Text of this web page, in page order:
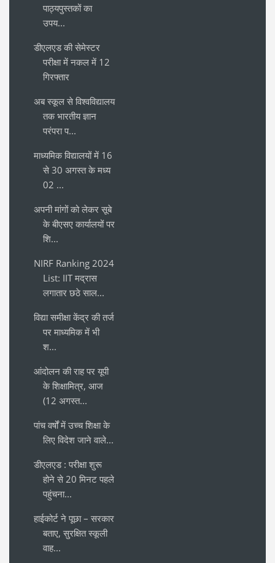
पाठ्यपुस्तकों का
उपय...
डीएलएड की सेमेस्टर
परीक्षा में नकल में 12
गिरफ्तार
अब स्कूल से विश्वविद्यालय
तक भारतीय ज्ञान
परंपरा प...
माध्यमिक विद्यालयों में 16
से 30 अगस्त के मध्य
02 ...
अपनी मांगों को लेकर सूबे
के बीएसए कार्यालयों पर
शि...
NIRF Ranking 2024
List: IIT मद्रास
लगातार छठे साल...
विद्या समीक्षा केंद्र की तर्ज
पर माध्यमिक में भी
श...
आंदोलन की राह पर यूपी
के शिक्षामित्र, आज
(12 अगस्त...
पांच वर्षों में उच्च शिक्षा के
लिए विदेश जाने वाले...
डीएलएड : परीक्षा शुरू
होने से 20 मिनट पहले
पहुंचना...
हाईकोर्ट ने पूछा – सरकार
बताए, सुरक्षित स्कूली
वाह...